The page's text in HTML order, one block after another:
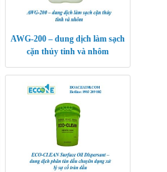
AWG-200 – dung dịch làm sạch
cặn thủy tinh và nhôm